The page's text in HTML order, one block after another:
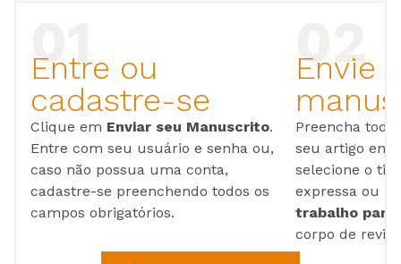
Entre ou
cadastre-se
Clique em Enviar seu Manuscrito.
Entre com seu usuário e senha ou,
caso não possua uma conta,
cadastre-se preenchendo todos os
campos obrigatórios.
Envie
Preencha
seu artigo em
selecione o
expressa ou
trabalho para
corpo de